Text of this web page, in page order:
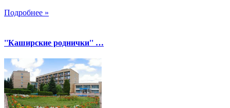
Подробнее »
''Каширские роднички'' …